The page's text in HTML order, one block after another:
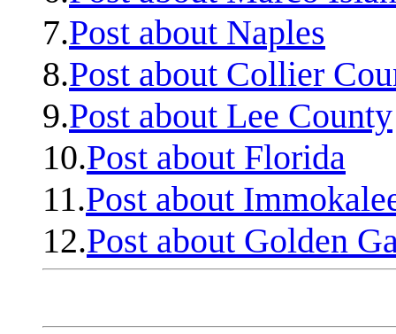
7.Post about Naples
8.Post about Collier
9.Post about Lee County
10.Post about Florida
11.Post about
12.Post about Golden